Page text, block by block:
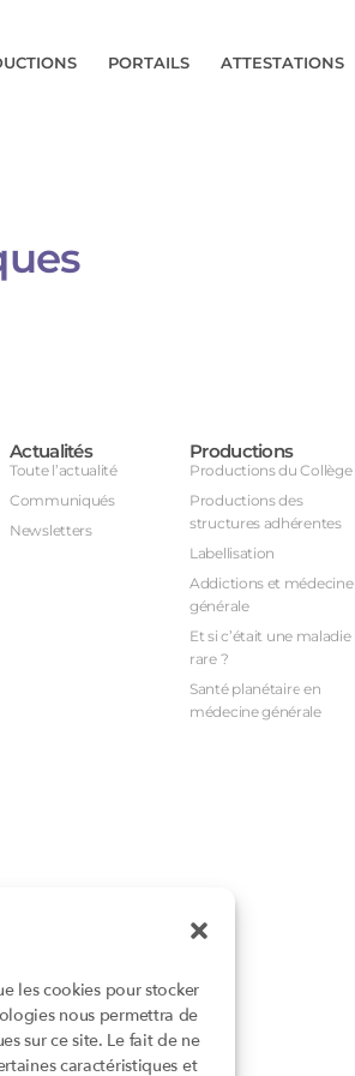
les cookies pour stocker
nous permettra de
sur ce site. Le fait de ne
caractéristiques et
PORTAILS ATTESTATIONS
Actualités
Toute l’actualité
Communiqués
Newsletters
Productions
Productions du Collège
Productions des
structures adhérentes
Labellisation
Addictions et médecine
générale
Et si c’était une maladie
rare ?
Santé planétaire en
médecine générale